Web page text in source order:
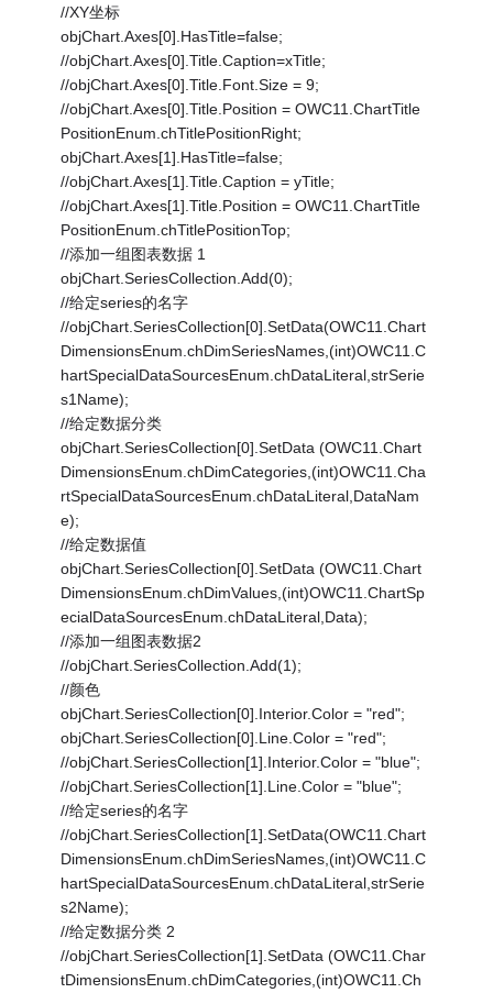
//XY坐标
objChart.Axes[0].HasTitle=false;
//objChart.Axes[0].Title.Caption=xTitle;
//objChart.Axes[0].Title.Font.Size = 9;
//objChart.Axes[0].Title.Position = OWC11.ChartTitle
PositionEnum.chTitlePositionRight;
objChart.Axes[1].HasTitle=false;
//objChart.Axes[1].Title.Caption = yTitle;
//objChart.Axes[1].Title.Position = OWC11.ChartTitle
PositionEnum.chTitlePositionTop;
//添加一组图表数据 1
objChart.SeriesCollection.Add(0);
//给定series的名字
//objChart.SeriesCollection[0].SetData(OWC11.Chart
DimensionsEnum.chDimSeriesNames,(int)OWC11.C
hartSpecialDataSourcesEnum.chDataLiteral,strSerie
s1Name);
//给定数据分类
objChart.SeriesCollection[0].SetData (OWC11.Chart
DimensionsEnum.chDimCategories,(int)OWC11.Cha
rtSpecialDataSourcesEnum.chDataLiteral,DataNam
e);
//给定数据值
objChart.SeriesCollection[0].SetData (OWC11.Chart
DimensionsEnum.chDimValues,(int)OWC11.ChartSp
ecialDataSourcesEnum.chDataLiteral,Data);
//添加一组图表数据2
//objChart.SeriesCollection.Add(1);
//颜色
objChart.SeriesCollection[0].Interior.Color = "red";
objChart.SeriesCollection[0].Line.Color = "red";
//objChart.SeriesCollection[1].Interior.Color = "blue";
//objChart.SeriesCollection[1].Line.Color = "blue";
//给定series的名字
//objChart.SeriesCollection[1].SetData(OWC11.Chart
DimensionsEnum.chDimSeriesNames,(int)OWC11.C
hartSpecialDataSourcesEnum.chDataLiteral,strSerie
s2Name);
//给定数据分类 2
//objChart.SeriesCollection[1].SetData (OWC11.Char
tDimensionsEnum.chDimCategories,(int)OWC11.Ch